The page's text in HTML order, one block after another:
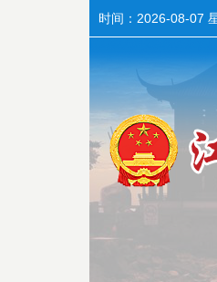
时间： 2026-08-07